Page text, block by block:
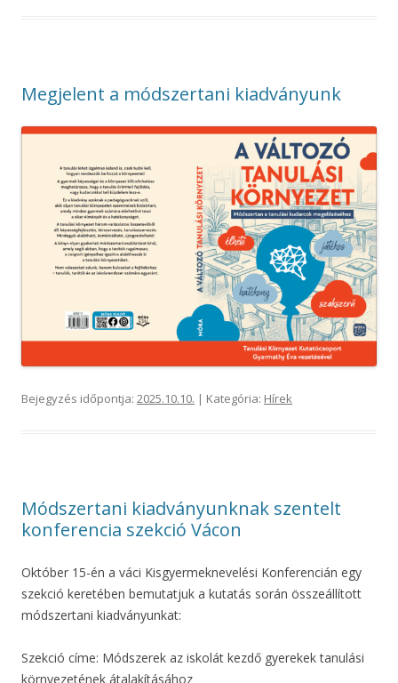
Megjelent a módszertani kiadványunk
Bejegyzés időpontja: 2025.10.10. | Kategória: Hírek
Módszertani kiadványunknak szentelt
konferencia szekció Vácon
Október 15-én a váci Kisgyermeknevelési Konferencián egy
szekció keretében bemutatjuk a kutatás során összeállított
módszertani kiadványunkat:
Szekció címe: Módszerek az iskolát kezdő gyerekek tanulási
környezetének átalakításához